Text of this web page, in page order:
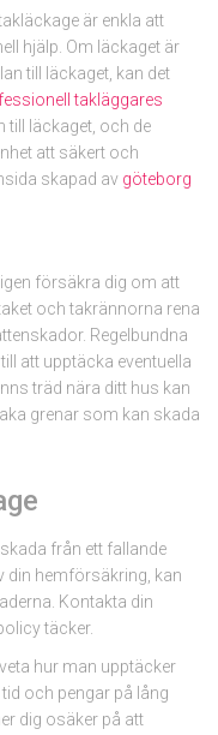
är enkla att
hjälp. Om läckaget är
till läckaget, kan det
takläggares
till läckaget, och de
att säkert och
skapad av göteborg
försäkra dig om att
och takrännorna rena
Regelbundna
att upptäcka eventuella
träd nära ditt hus kan
grenar som kan skada
från ett fallande
din hemförsäkring, kan
Kontakta din
täcker.
hur man upptäcker
och pengar på lång
dig osäker på att